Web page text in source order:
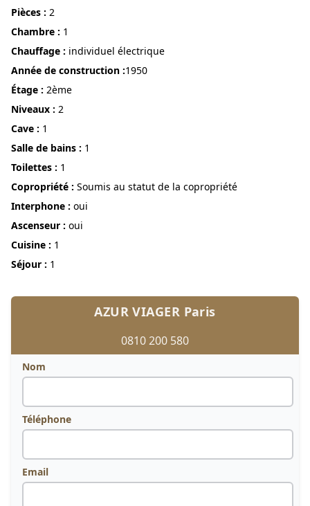
pièces : 2
chambre : 1
Chauffage : individuel électrique
année de construction :1950
étage : 2ème
niveaux : 2
Cave : 1
Salle de bains : 1
Toilettes : 1
Copropriété : Soumis au statut de la copropriété
Interphone : oui
Ascenseur : oui
Cuisine : 1
Séjour : 1
AZUR VIAGER Paris
0810 200 580
Nom
Téléphone
Email